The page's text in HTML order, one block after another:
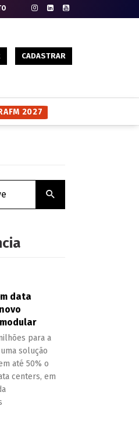
CADASTRAR
2027
data
para a
solução
até 50% o
centers, em